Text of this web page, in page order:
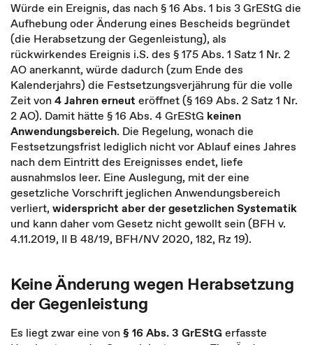
Würde ein Ereignis, das nach § 16 Abs. 1 bis 3 GrEStG die
Aufhebung oder Änderung eines Bescheids begründet
(die Herabsetzung der Gegenleistung), als
rückwirkendes Ereignis i.S. des § 175 Abs. 1 Satz 1 Nr. 2
AO anerkannt, würde dadurch (zum Ende des
Kalenderjahrs) die Festsetzungsverjährung für die volle
Zeit von4 Jahren erneut eröffnet (§ 169 Abs. 2 Satz 1 Nr.
2 AO). Damit hätte § 16 Abs. 4 GrEStG keinen
Anwendungsbereich. Die Regelung, wonach die
Festsetzungsfrist lediglich nicht vor Ablauf eines Jahres
nach dem Eintritt des Ereignisses endet, liefe
ausnahmslos leer. Eine Auslegung, mit der eine
gesetzliche Vorschrift jeglichen Anwendungsbereich
verliert, widerspricht aber der gesetzlichen Systematik
und kann daher vom Gesetz nicht gewollt sein (BFH v.
4.11.2019, II B 48/19, BFH/NV 2020, 182, Rz 19).
Keine Änderung wegen Herabsetzung
der Gegenleistung
Es liegt zwar eine von§ 16 Abs. 3 GrEStG erfasste